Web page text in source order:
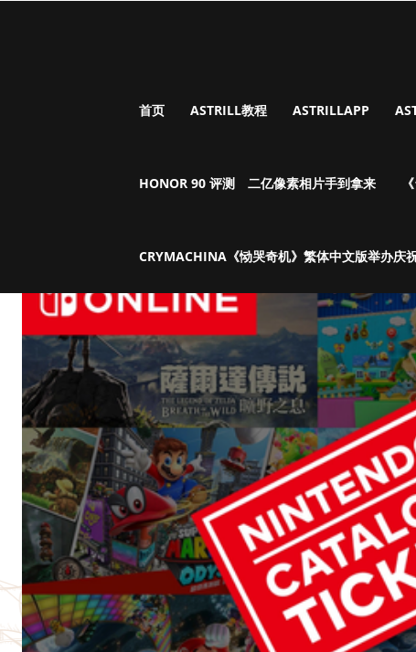
首页 ASTRILL教程 ASTRILLAPP
HONOR 90 评测 二亿像素相片手到拿来
CRYMACHINA《恸哭奇机》繁体中文版举办庆